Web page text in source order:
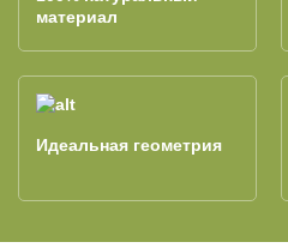
материал
Идеальная геометрия